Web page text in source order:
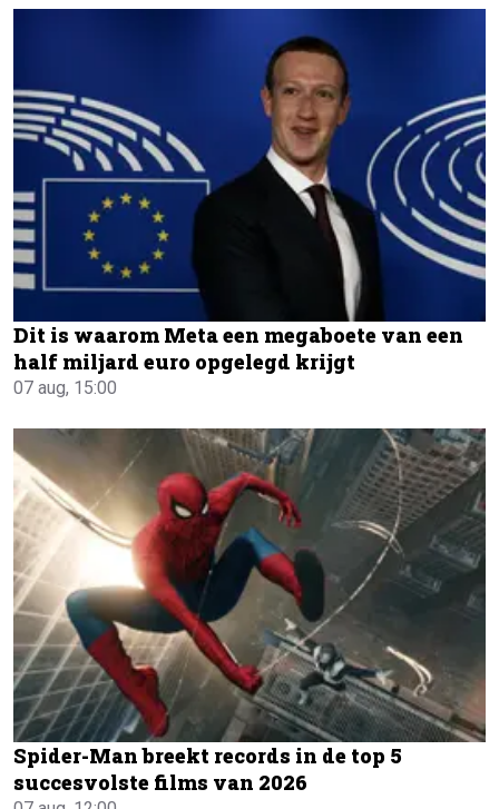
Dit is waarom Meta een megaboete van een
half miljard euro opgelegd krijgt
07 aug, 15:00
Spider-Man breekt records in de top 5
succesvolste films van 2026